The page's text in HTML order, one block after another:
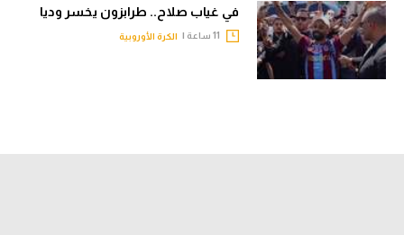
في غياب صلاح.. طرابزون يخسر وديا
الكرة الأوروبية